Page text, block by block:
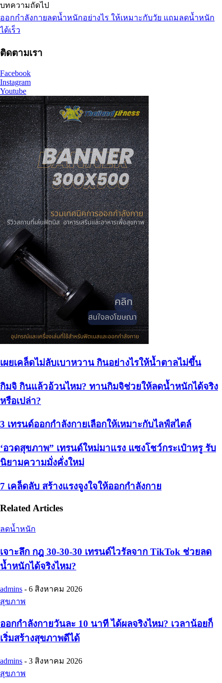
บทความถัดไป
ออกกำลังกายลดน้ำหนักอย่างไร ให้เหมาะกับวัย แถมลดน้ำหนัก
ได้เร็ว
ติดตามเรา
Facebook
Instagram
Youtube
เผยเคล็ดไม่ลับเบาหวาน กินอย่างไรให้น้ำตาลไม่ขึ้น
กิมจิ กินแล้วอ้วนไหม? ทานกิมจิช่วยให้ลดน้ำหนักได้จริง
หรือเปล่า?
3 เทรนด์ออกกำลังกายเลือกให้เหมาะกับไลฟ์สไตล์
‘อวดสุขภาพ” เทรนด์ใหม่มาแรง แซงโชว์กระเป๋าหรู รับ
นิยามความมั่งคั่งใหม่
7 เคล็ดลับ สร้างแรงจูงใจให้ออกกำลังกาย
Related Articles
ลดน้ำหนัก
เจาะลึก กฎ 30-30-30 เทรนด์ไวรัลจาก TikTok ช่วยลด
น้ำหนักได้จริงไหม?
admins - 6 สิงหาคม 2026
สุขภาพ
ออกกำลังกายวันละ 10 นาที ได้ผลจริงไหม? เวลาน้อยก็
เริ่มสร้างสุขภาพดีได้
admins - 3 สิงหาคม 2026
สุขภาพ